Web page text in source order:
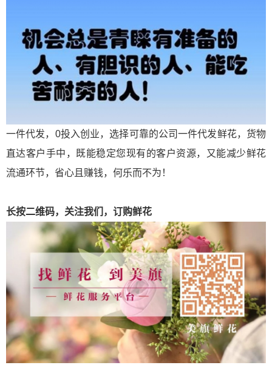
一件代发，0投入创业，选择可靠的公司一件代发鲜花，货物
直达客户手中，既能稳定您现有的客户资源，又能减少鲜花
流通环节，省心且赚钱，何乐而不为！
长按二维码，关注我们，订购鲜花